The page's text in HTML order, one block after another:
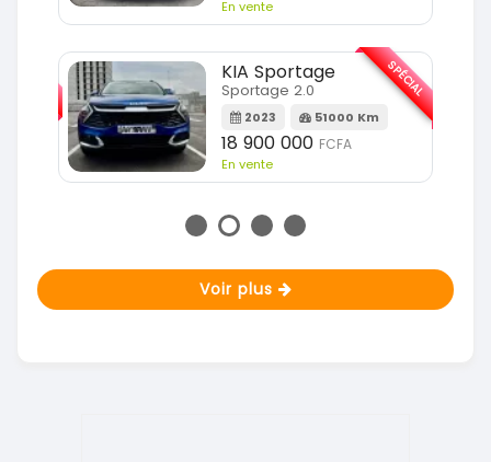
En vente
KIA Sportage
Sportage 2.0
2023 51000 Km
18 900 000 FCFA
En vente
SPÉCIAL
Voir plus